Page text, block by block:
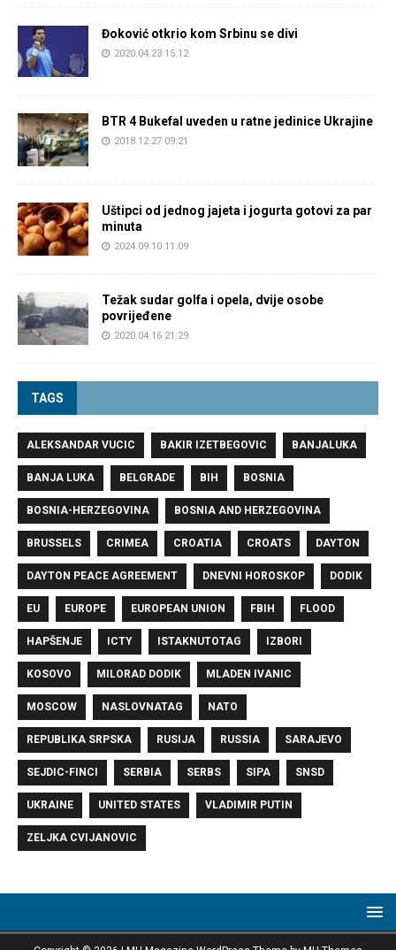
Đoković otkrio kom Srbinu se divi
2020.04.23 15:12
BTR 4 Bukefal uveden u ratne jedinice Ukrajine
2018.12.27 09:21
Uštipci od jednog jajeta i jogurta gotovi za par
minuta
2024.09.10 11:09
Težak sudar golfa i opela, dvije osobe
povrijeđene
2020.04.16 21:29
TAGS
ALEKSANDAR VUCIC BAKIR IZETBEGOVIC BANJALUKA
BANJA LUKA BELGRADE BIH BOSNIA
BOSNIA-HERZEGOVINA BOSNIA AND HERZEGOVINA
BRUSSELS CRIMEA CROATIA CROATS DAYTON
DAYTON PEACE AGREEMENT DNEVNI HOROSKOP DODIK
EU EUROPE EUROPEAN UNION FBIH FLOOD
HAPŠENJE ICTY ISTAKNUTOTAG IZBORI
KOSOVO MILORAD DODIK MLADEN IVANIC
MOSCOW NASLOVNATAG NATO
REPUBLIKA SRPSKA RUSIJA RUSSIA SARAJEVO
SEJDIC-FINCI SERBIA SERBS SIPA SNSD
UKRAINE UNITED STATES VLADIMIR PUTIN
ZELJKA CVIJANOVIC